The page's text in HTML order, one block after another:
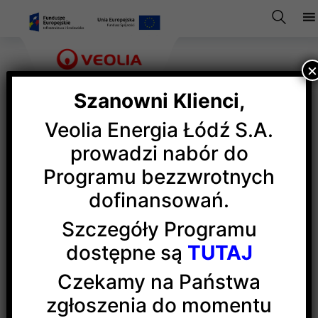
Przyłączenie
do sieci
ciepłowniczej
(s.c.)
Szanowni Klienci,
Veolia Energia Łódź S.A.
prowadzi nabór do
Programu bezzwrotnych
dofinansowań.
Szczegóły Programu
dostępne są TUTAJ
Czekamy na Państwa
zgłoszenia do momentu
×